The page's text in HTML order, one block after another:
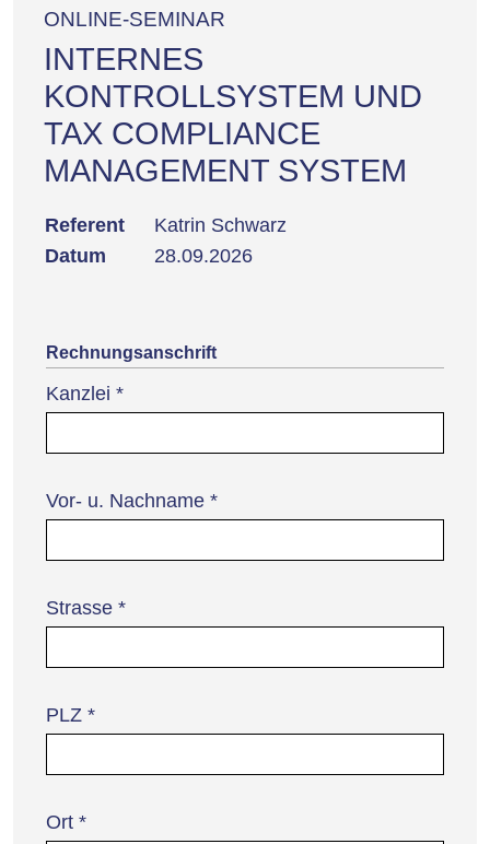
ONLINE-SEMINAR
INTERNES
KONTROLLSYSTEM UND
TAX COMPLIANCE
MANAGEMENT SYSTEM
Referent
Katrin Schwarz
Datum
28.09.2026
Rechnungsanschrift
Kanzlei *
Vor- u. Nachname *
Strasse *
PLZ *
Ort *